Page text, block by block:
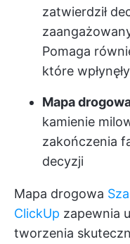
zatwierdził
Pomaga
które
Mapa
kamienie
zakończenia
decyzji
Mapa drogowa
ClickUp zapewnia
tworzenia